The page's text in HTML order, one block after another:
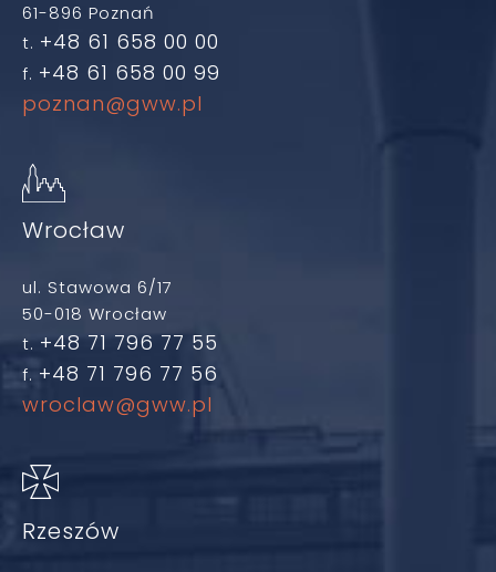
61-896 Poznań
t. +48 61 658 00 00
f. +48 61 658 00 99
poznan@gww.pl
Wrocław
ul. Stawowa 6/17
50-018 Wrocław
t. +48 71 796 77 55
f. +48 71 796 77 56
wroclaw@gww.pl
Rzeszów